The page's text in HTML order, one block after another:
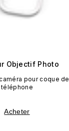
Objectif Photo
pour coque de
téléphone
Acheter